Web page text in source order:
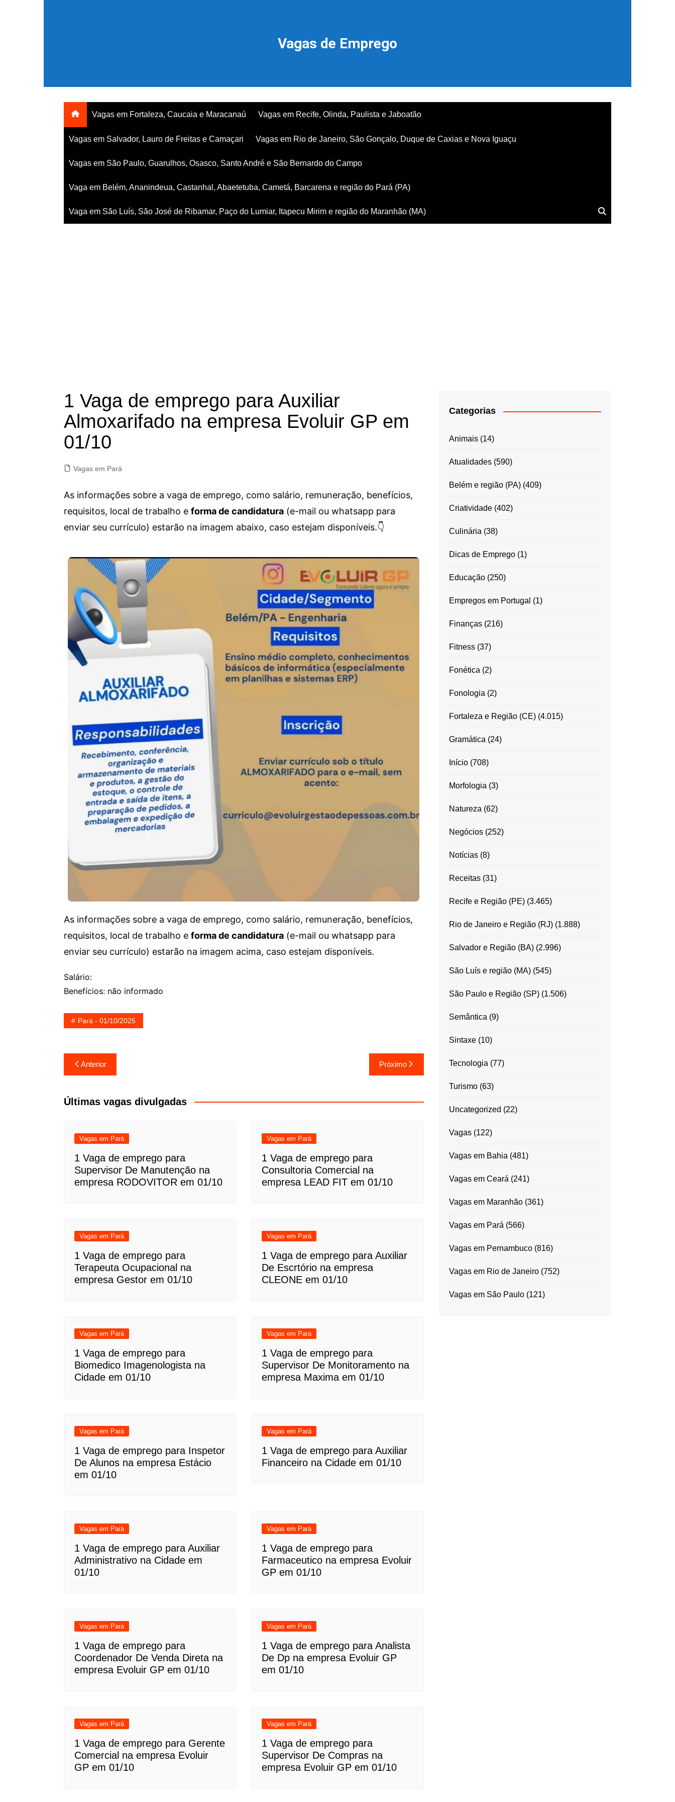
Vagas de Emprego
Vagas em Fortaleza, Caucaia e Maracanaú Vagas em Recife, Olinda, Paulista e Jaboatão
Vagas em Salvador, Lauro de Freitas e Camaçari Vagas em Rio de Janeiro, São Gonçalo, Duque de Caxias e Nova Iguaçu
Vagas em São Paulo, Guarulhos, Osasco, Santo André e São Bernardo do Campo
Vaga em Belém, Ananindeua, Castanhal, Abaetetuba, Cametá, Barcarena e região do Pará (PA)
Vaga em São Luís, São José de Ribamar, Paço do Lumiar, Itapecu Mirim e região do Maranhão (MA)
1 Vaga de emprego para Auxiliar
Almoxarifado na empresa Evoluir GP em
01/10
Vagas em Pará
As informações sobre a vaga de emprego, como salário, remuneração, benefícios,
requisitos, local de trabalho e forma de candidatura (e-mail ou whatsapp para
enviar seu currículo) estarão na imagem abaixo, caso estejam disponíveis.👇
As informações sobre a vaga de emprego, como salário, remuneração, benefícios,
requisitos, local de trabalho e forma de candidatura (e-mail ou whatsapp para
enviar seu currículo) estarão na imagem acima, caso estejam disponíveis.
Salário:
Benefícios: não informado
Pará - 01/10/2025
Navegação
de
Post
Anterior Próximo
Últimas vagas divulgadas
Vagas em Pará
1 Vaga de emprego para
Supervisor De Manutenção na
empresa RODOVITOR em 01/10
Vagas em Pará
1 Vaga de emprego para
Consultoria Comercial na
empresa LEAD FIT em 01/10
Vagas em Pará
1 Vaga de emprego para
Terapeuta Ocupacional na
empresa Gestor em 01/10
Vagas em Pará
1 Vaga de emprego para Auxiliar
De Escrtório na empresa
CLEONE em 01/10
Vagas em Pará
1 Vaga de emprego para
Biomedico Imagenologista na
Cidade em 01/10
Vagas em Pará
1 Vaga de emprego para
Supervisor De Monitoramento na
empresa Maxima em 01/10
Vagas em Pará
1 Vaga de emprego para Inspetor
De Alunos na empresa Estácio
em 01/10
Vagas em Pará
1 Vaga de emprego para Auxiliar
Financeiro na Cidade em 01/10
Vagas em Pará
1 Vaga de emprego para Auxiliar
Administrativo na Cidade em
01/10
Vagas em Pará
1 Vaga de emprego para
Farmaceutico na empresa Evoluir
GP em 01/10
Vagas em Pará
1 Vaga de emprego para
Coordenador De Venda Direta na
empresa Evoluir GP em 01/10
Vagas em Pará
1 Vaga de emprego para Analista
De Dp na empresa Evoluir GP
em 01/10
Vagas em Pará
1 Vaga de emprego para Gerente
Comercial na empresa Evoluir
GP em 01/10
Vagas em Pará
1 Vaga de emprego para
Supervisor De Compras na
empresa Evoluir GP em 01/10
Categorias
Animais(14)
Atualidades(590)
Belém e região (PA)(409)
Criatividade(402)
Culinária (38)
Dicas de Emprego(1)
Educação(250)
Empregos em Portugal (1)
Finanças(216)
Fitness(37)
Fonética (2)
Fonologia (2)
Fortaleza e Região (CE)(4.015)
Gramática (24)
Início(708)
Morfologia (3)
Natureza (62)
Negócios(252)
Notícias(8)
Receitas(31)
Recife e Região (PE)(3.465)
Rio de Janeiro e Região (RJ)(1.888)
Salvador e Região (BA)(2.996)
São Luís e região (MA)(545)
São Paulo e Região (SP)(1.506)
Semântica (9)
Sintaxe(10)
Tecnologia (77)
Turismo(63)
Uncategorized (22)
Vagas(122)
Vagas em Bahia (481)
Vagas em Ceará (241)
Vagas em Maranhão(361)
Vagas em Pará (566)
Vagas em Pernambuco(816)
Vagas em Rio de Janeiro(752)
Vagas em São Paulo(121)